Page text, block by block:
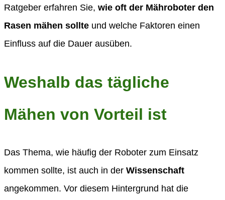
Ratgeber erfahren Sie, wie oft der Mähroboter den
Rasen mähen sollte und welche Faktoren einen
Einfluss auf die Dauer ausüben.
Weshalb das tägliche
Mähen von Vorteil ist
Das Thema, wie häufig der Roboter zum Einsatz
kommen sollte, ist auch in der Wissenschaft
angekommen. Vor diesem Hintergrund hat die